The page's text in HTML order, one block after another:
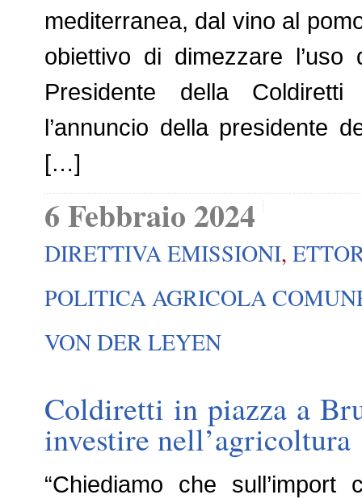
mediterranea, dal vino al
obiettivo di dimezzare l’uso
Presidente della
l’annuncio della presidente
[…]
6 Febbraio 2024
DIRETTIVA EMISSIONI,
POLITICA AGRICOLA
VON DER LEYEN
Coldiretti in piazza a
investire nell’agricoltura
“Chiediamo che